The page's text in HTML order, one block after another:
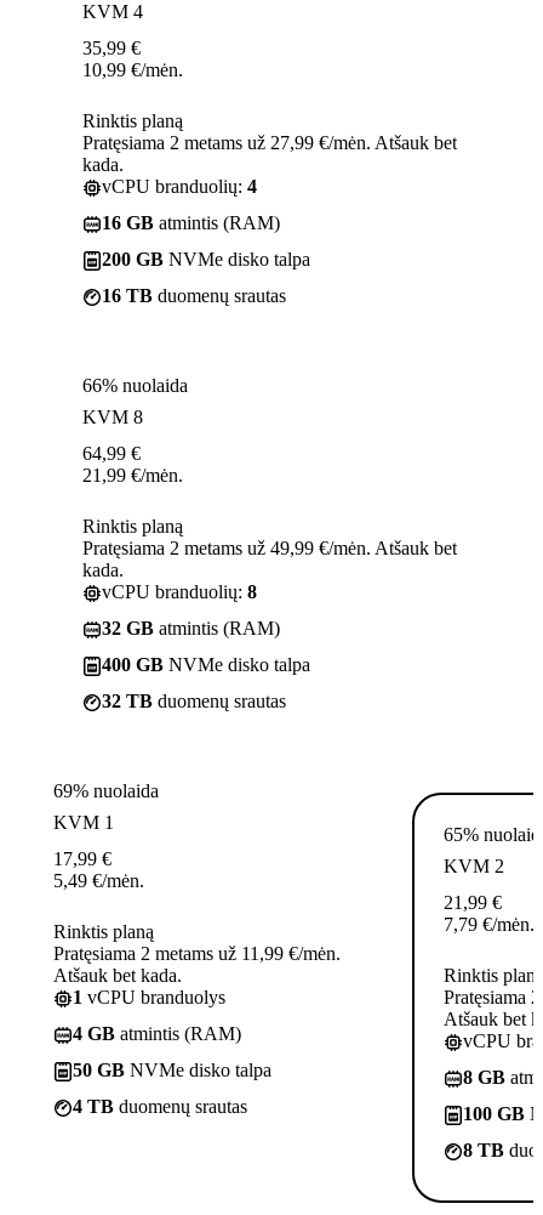
KVM 4
35,99 €
10,99 €/mėn.
Rinktis planą
Pratęsiama 2 metams už 27,99 €/mėn. Atšauk bet
kada.
vCPU branduolių: 4
16 GB atmintis (RAM)
200 GB NVMe disko talpa
16 TB duomenų srautas
66% nuolaida
KVM 8
64,99 €
21,99 €/mėn.
Rinktis planą
Pratęsiama 2 metams už 49,99 €/mėn. Atšauk bet
kada.
vCPU branduolių: 8
32 GB atmintis (RAM)
400 GB NVMe disko talpa
32 TB duomenų srautas
69% nuolaida
KVM 1
17,99 €
5,49 €/mėn.
Rinktis planą
Pratęsiama 2 metams už 11,99 €/mėn.
Atšauk bet kada.
1 vCPU branduolys
4 GB atmintis (RAM)
50 GB NVMe disko talpa
4 TB duomenų srautas
65%
KVM 2
21,99 €
7,79 €/mėn.
Rinktis planą
Pratęsiama
Atšauk bet
vCPU
8 GB
100 GB
8 TB